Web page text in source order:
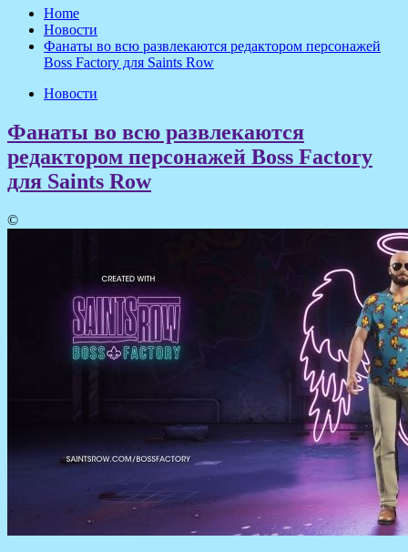
Home
Новости
Фанаты во всю развлекаются редактором персонажей
Boss Factory для Saints Row
Новости
Фанаты во всю развлекаются
редактором персонажей Boss Factory
для Saints Row
©